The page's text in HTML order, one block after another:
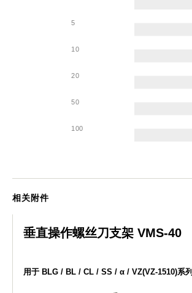
5
10
20
50
100
相关附件
垂直操作螺丝刀支架 VMS-40
用于 BLG / BL / CL / SS / α / VZ(VZ-1510)系列